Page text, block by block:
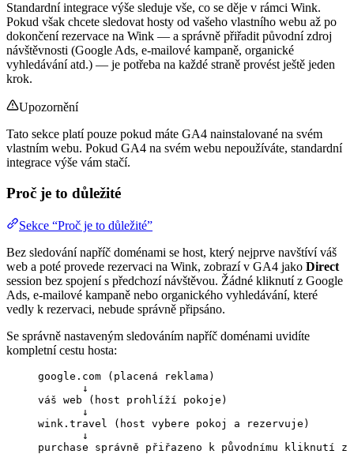
Standardní integrace výše sleduje vše, co se děje v rámci Wink.
Pokud však chcete sledovat hosty od vašeho vlastního webu až po
dokončení rezervace na Wink — a správně přiřadit původní zdroj
návštěvnosti (Google Ads, e-mailové kampaně, organické
vyhledávání atd.) — je potřeba na každé straně provést ještě jeden
krok.
Upozornění
Tato sekce platí pouze pokud máte GA4 nainstalované na svém
vlastním webu. Pokud GA4 na svém webu nepoužíváte, standardní
integrace výše vám stačí.
Proč je to důležité
Sekce “Proč je to důležité”
Bez sledování napříč doménami se host, který nejprve navštíví váš
web a poté provede rezervaci na Wink, zobrazí v GA4 jako Direct
session bez spojení s předchozí návštěvou. Žádné kliknutí z Google
Ads, e-mailové kampaně nebo organického vyhledávání, které
vedly k rezervaci, nebude správně připsáno.
Se správně nastaveným sledováním napříč doménami uvidíte
kompletní cestu hosta:
google.com (placená reklama)
↓
váš web (host prohlíží pokoje)
↓
wink.travel (host vybere pokoj a rezervuje)
↓
purchase správně přiřazeno k původnímu kliknutí z